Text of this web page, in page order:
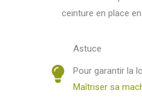
ceinture en place
Astuce
Pour garantir la
Maîtriser sa